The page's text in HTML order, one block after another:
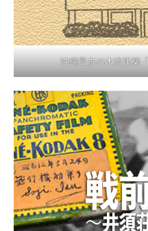
沖縄最古の木造建築